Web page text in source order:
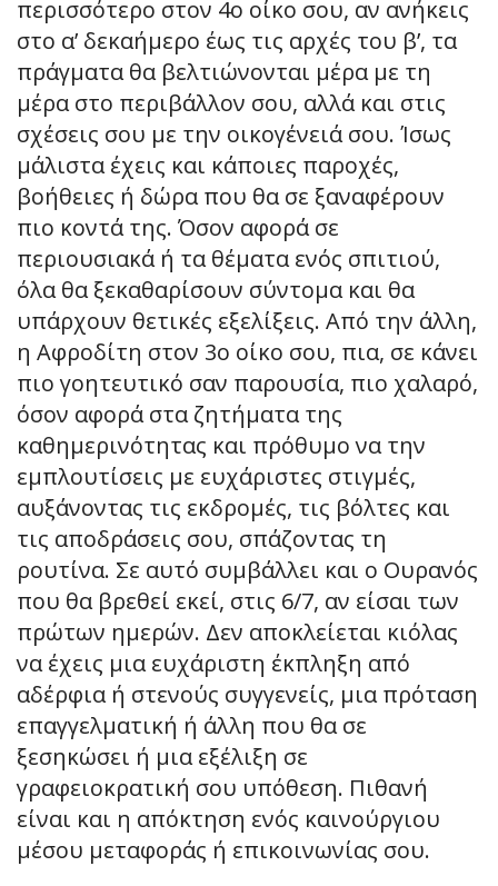
περισσότερο στον 4ο οίκο σου, αν ανήκεις
στο α’ δεκαήμερο έως τις αρχές του β’, τα
πράγματα θα βελτιώνονται μέρα με τη
μέρα στο περιβάλλον σου, αλλά και στις
σχέσεις σου με την οικογένειά σου. Ίσως
μάλιστα έχεις και κάποιες παροχές,
βοήθειες ή δώρα που θα σε ξαναφέρουν
πιο κοντά της. Όσον αφορά σε
περιουσιακά ή τα θέματα ενός σπιτιού,
όλα θα ξεκαθαρίσουν σύντομα και θα
υπάρχουν θετικές εξελίξεις. Από την άλλη,
η Αφροδίτη στον 3ο οίκο σου, πια, σε κάνει
πιο γοητευτικό σαν παρουσία, πιο χαλαρό,
όσον αφορά στα ζητήματα της
καθημερινότητας και πρόθυμο να την
εμπλουτίσεις με ευχάριστες στιγμές,
αυξάνοντας τις εκδρομές, τις βόλτες και
τις αποδράσεις σου, σπάζοντας τη
ρουτίνα. Σε αυτό συμβάλλει και ο Ουρανός
που θα βρεθεί εκεί, στις 6/7, αν είσαι των
πρώτων ημερών. Δεν αποκλείεται κιόλας
να έχεις μια ευχάριστη έκπληξη από
αδέρφια ή στενούς συγγενείς, μια πρόταση
επαγγελματική ή άλλη που θα σε
ξεσηκώσει ή μια εξέλιξη σε
γραφειοκρατική σου υπόθεση. Πιθανή
είναι και η απόκτηση ενός καινούργιου
μέσου μεταφοράς ή επικοινωνίας σου.